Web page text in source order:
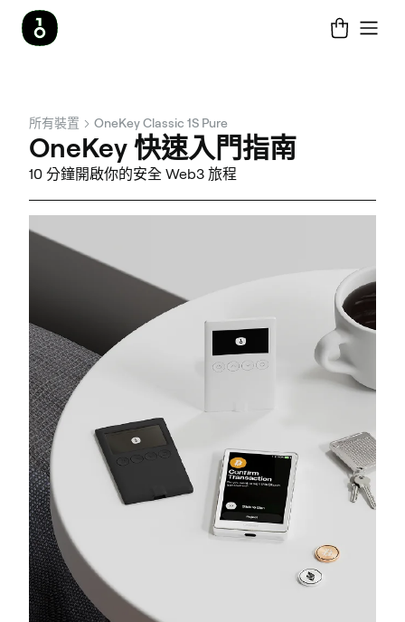
所有裝置 OneKey Classic 1S Pure
OneKey 快速入門指南
10 分鐘開啟你的安全 Web3 旅程